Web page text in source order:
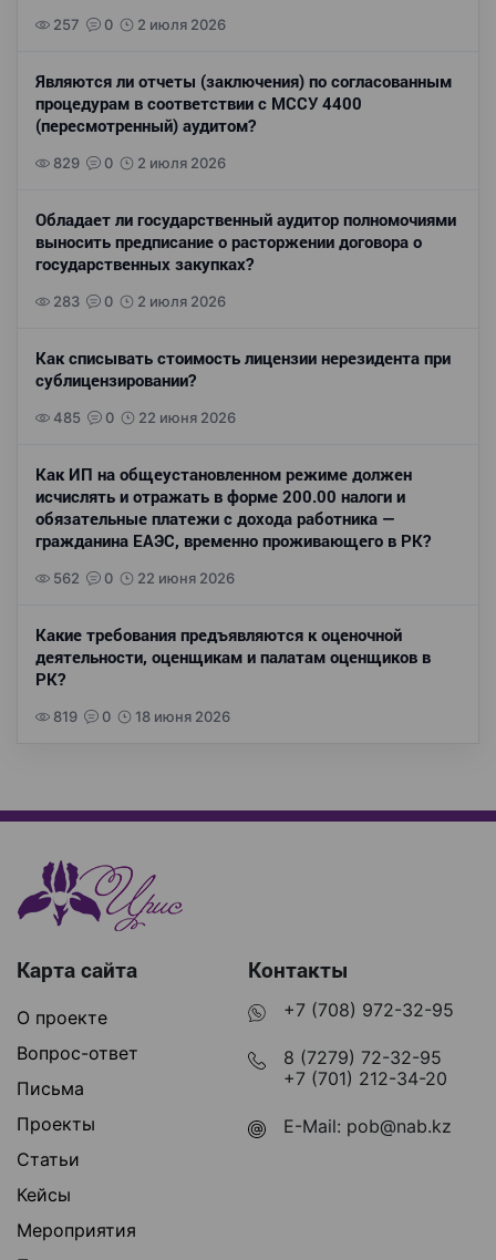
257 0 2 июля 2026
Являются ли отчеты (заключения) по согласованным
процедурам в соответствии с МССУ 4400
(пересмотренный) аудитом?
829 0 2 июля 2026
Обладает ли государственный аудитор полномочиями
выносить предписание о расторжении договора о
государственных закупках?
283 0 2 июля 2026
Как списывать стоимость лицензии нерезидента при
сублицензировании?
485 0 22 июня 2026
Как ИП на общеустановленном режиме должен
исчислять и отражать в форме 200.00 налоги и
обязательные платежи с дохода работника —
гражданина ЕАЭС, временно проживающего в РК?
562 0 22 июня 2026
Какие требования предъявляются к оценочной
деятельности, оценщикам и палатам оценщиков в
РК?
819 0 18 июня 2026
Карта сайта
О проекте
Вопрос-ответ
Письма
Проекты
Статьи
Кейсы
Мероприятия
Контакты
+7 (708) 972-32-95
8 (7279) 72-32-95
+7 (701) 212-34-20
E-Mail: pob@nab.kz